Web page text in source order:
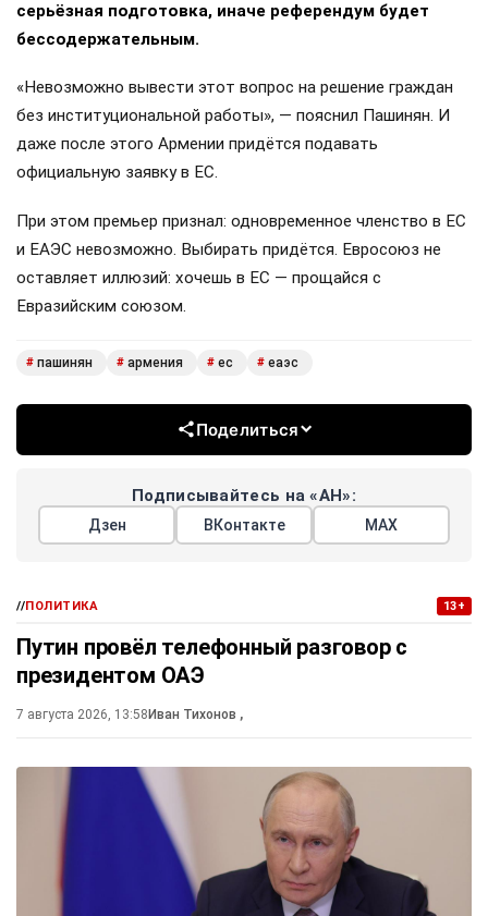
серьёзная подготовка, иначе референдум будет
бессодержательным.
«Невозможно вывести этот вопрос на решение граждан
без институциональной работы», — пояснил Пашинян. И
даже после этого Армении придётся подавать
официальную заявку в ЕС.
При этом премьер признал: одновременное членство в ЕС
и ЕАЭС невозможно. Выбирать придётся. Евросоюз не
оставляет иллюзий: хочешь в ЕС — прощайся с
Евразийским союзом.
# пашинян # армения # ес # еаэс
Поделиться
Подписывайтесь на «АН»:
Дзен ВКонтакте МАХ
//ПОЛИТИКА 13+
Путин провёл телефонный разговор с
президентом ОАЭ
7 августа 2026, 13:58Иван Тихонов ,